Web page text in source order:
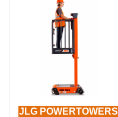
JLG POWERTOWERS